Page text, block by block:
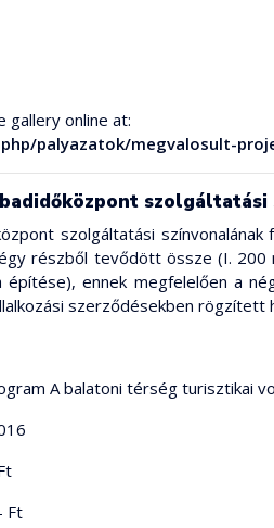
gallery online at:
palyazatok/megvalosult-
szolgáltatási
részből tevődött össze (I.
építése), ennek megfelelően a
szerződésekben rögzített
A balatoni térség turisztikai
Ft